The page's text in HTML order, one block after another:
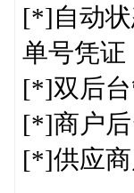
[*]自动
单号凭证
[*]双后台
[*]商户
[*]供应